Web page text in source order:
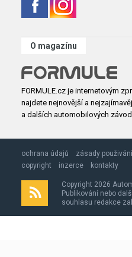
O magazínu
FORMULE.cz je internetovým
najdete nejnovější a
a dalších automobilových
ochrana údajů zásady
copyright
inzerce kontakty
Copyright 2026
Publikování nebo
souhlasu redakce